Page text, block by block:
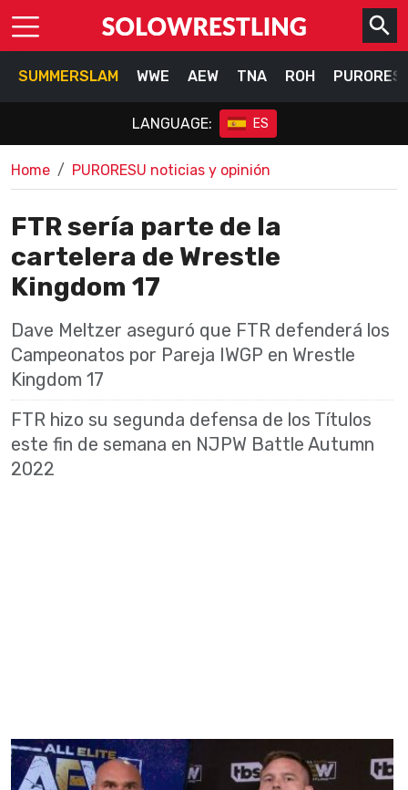
SUMMERSLAM WWE AEW TNA ROH
LANGUAGE: ES
Home PURORESU noticias y opinión
FTR sería parte de la
cartelera de Wrestle
Kingdom 17
Dave Meltzer aseguró que FTR defenderá los
Campeonatos por Pareja IWGP en Wrestle
Kingdom 17
FTR hizo su segunda defensa de los Títulos
este fin de semana en NJPW Battle Autumn
2022